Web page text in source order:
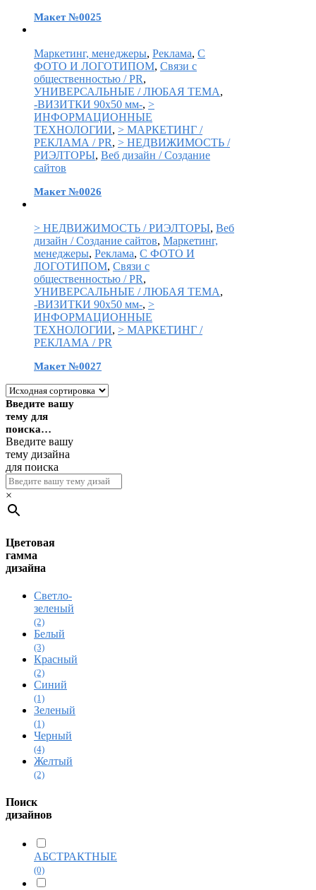
Макет №0025
Маркетинг, менеджеры, Реклама, С
ФОТО И ЛОГОТИПОМ, Связи с
общественностью / PR,
УНИВЕРСАЛЬНЫЕ / ЛЮБАЯ ТЕМА,
-ВИЗИТКИ 90х50 мм-, >
ИНФОРМАЦИОННЫЕ
ТЕХНОЛОГИИ, > МАРКЕТИНГ /
РЕКЛАМА / PR, > НЕДВИЖИМОСТЬ /
РИЭЛТОРЫ, Веб дизайн / Создание
сайтов
Макет №0026
> НЕДВИЖИМОСТЬ / РИЭЛТОРЫ, Веб
дизайн / Создание сайтов, Маркетинг,
менеджеры, Реклама, С ФОТО И
ЛОГОТИПОМ, Связи с
общественностью / PR,
УНИВЕРСАЛЬНЫЕ / ЛЮБАЯ ТЕМА,
-ВИЗИТКИ 90х50 мм-, >
ИНФОРМАЦИОННЫЕ
ТЕХНОЛОГИИ, > МАРКЕТИНГ /
РЕКЛАМА / PR
Макет №0027
Введите вашу
тему для
поиска…
Введите вашу
тему дизайна
для поиска
×
Цветовая
гамма
дизайна
Светло-
зеленый
(2)
Белый
(3)
Красный
(2)
Синий
(1)
Зеленый
(1)
Черный
(4)
Желтый
(2)
Поиск
дизайнов
АБСТРАКТНЫЕ
(0)